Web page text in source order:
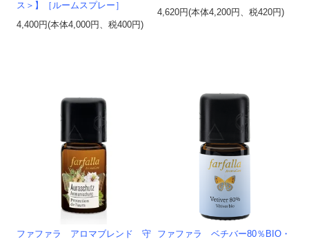
ス＞】［ルームスプレー］
4,400円(本体4,000円、税400円)
4,620円(本体4,200円、税420円)
ファファラ アロマブレンド 守
ファファラ ベチバー80％BIO・